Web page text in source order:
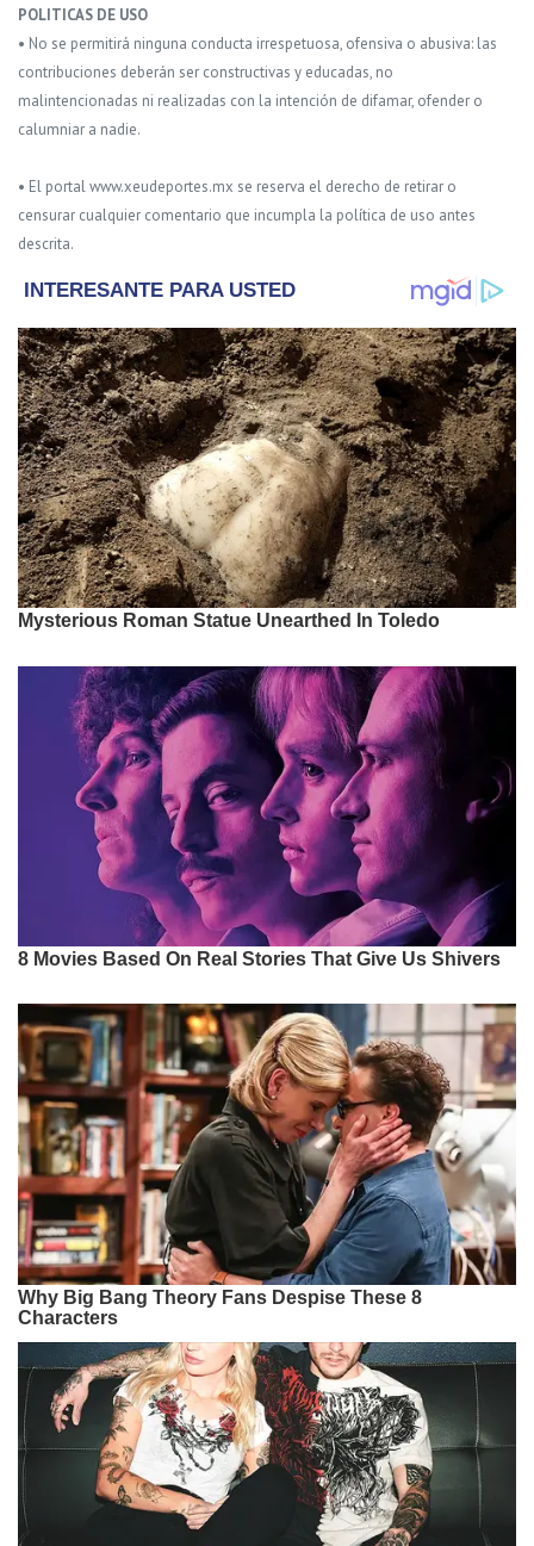
POLITICAS DE USO
• No se permitirá ninguna conducta irrespetuosa, ofensiva o abusiva: las
contribuciones deberán ser constructivas y educadas, no
malintencionadas ni realizadas con la intención de difamar, ofender o
calumniar a nadie.
• El portal www.xeudeportes.mx se reserva el derecho de retirar o
censurar cualquier comentario que incumpla la política de uso antes
descrita.